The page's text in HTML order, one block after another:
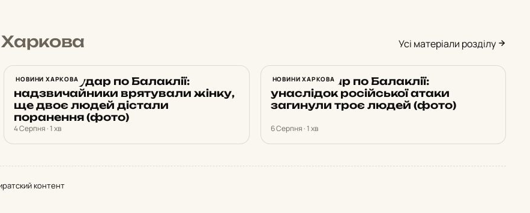
Усі матеріали розділу
НОВИНИ ХАРКОВА
Ракетний удар по Балаклії:
надзвичайники врятували жінку,
ще двоє людей дістали
поранення (фото)
4 Серпня · 1 хв
НОВИНИ ХАРКОВА
Нічний удар по Балаклії:
унаслідок російської атаки
загинули троє людей (фото)
6 Серпня · 1 хв
контент